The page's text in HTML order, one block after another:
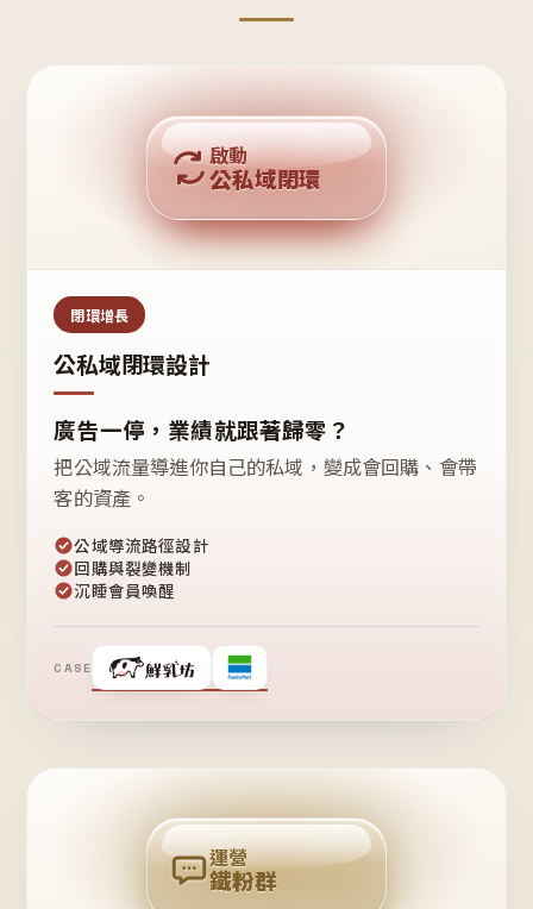
公域流量
私域鐵粉
回購複利
啟動
公私域閉環
閉環增長
公私域閉環設計
廣告一停，業績就跟著歸零？
把公域流量導進你自己的私域，變成會回購、會帶
客的資產。
公域導流路徑設計
回購與裂變機制
沉睡會員喚醒
CASE
❤
粉
回
購
運營
鐵粉群